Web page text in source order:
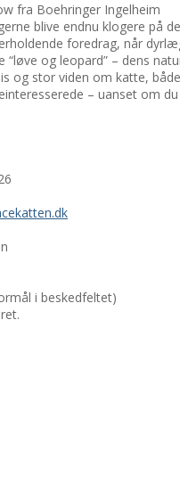
fra Boehringer Ingelheim
blive endnu klogere på
foredrag, når
og leopard” – dens
og stor viden om katte,
– uanset om
i beskedfeltet)